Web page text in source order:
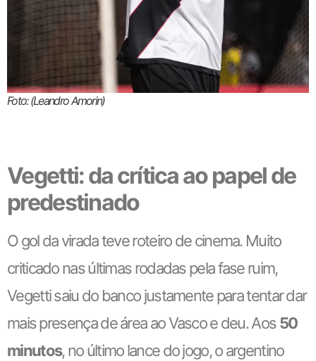
Foto: (Leandro Amorin)
Vegetti: da crítica ao papel de
predestinado
O gol da virada teve roteiro de cinema. Muito
criticado nas últimas rodadas pela fase ruim,
Vegetti saiu do banco justamente para tentar dar
mais presença de área ao Vasco e deu. Aos50
minutos, no último lance do jogo, o argentino